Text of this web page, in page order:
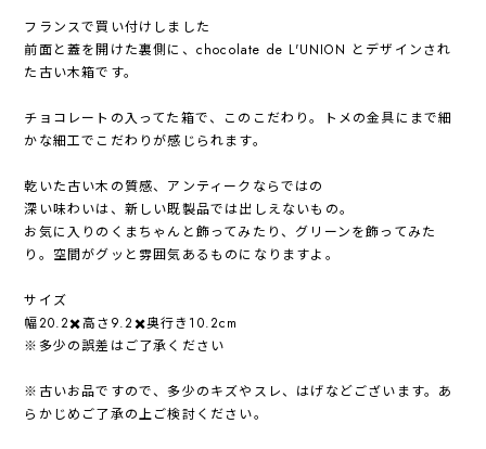
フランスで買い付けしました
前面と蓋を開けた裏側に、chocolate de L'UNION とデザインされ
た古い木箱です。
チョコレートの入ってた箱で、このこだわり。トメの金具にまで細
かな細工でこだわりが感じられます。
乾いた古い木の質感、アンティークならではの
深い味わいは、新しい既製品では出しえないもの。
お気に入りのくまちゃんと飾ってみたり、グリーンを飾ってみた
り。空間がグッと雰囲気あるものになりますよ。
サイズ
幅20.2✖️高さ9.2✖️奥行き10.2cm
※多少の誤差はご了承ください
※古いお品ですので、多少のキズやスレ、はげなどございます。あ
らかじめご了承の上ご検討ください。